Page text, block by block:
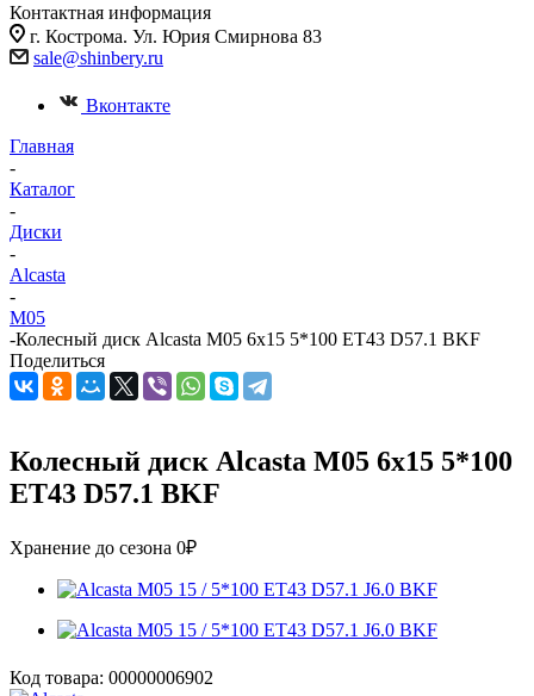
Контактная информация
г. Кострома. Ул. Юрия Смирнова 83
sale@shinbery.ru
Вконтакте
Главная
-
Каталог
-
Диски
-
Alcasta
-
M05
-Колесный диск Alcasta M05 6x15 5*100 ET43 D57.1 BKF
Поделиться
Колесный диск Alcasta M05 6x15 5*100
ET43 D57.1 BKF
Хранение до сезона 0₽
Код товара: 00000006902